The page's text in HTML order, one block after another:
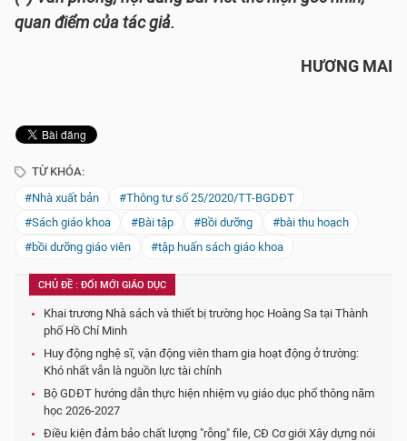
quan điểm của tác giả.
HƯƠNG MAI
TỪ KHÓA:
#Nhà xuất bản
#Thông tư số 25/2020/TT-BGDĐT
#Sách giáo khoa
#Bài tập #Bồi dưỡng
#bài thu hoạch
#bồi dưỡng giáo viên
#tập huấn sách giáo khoa
CHỦ ĐỀ : ĐỔI MỚI GIÁO DỤC
Khai trương Nhà sách và thiết bị trường học Hoàng Sa tại Thành
phố Hồ Chí Minh
Huy động nghệ sĩ, vận động viên tham gia hoạt động ở trường:
Khó nhất vẫn là nguồn lực tài chính
Bộ GDĐT hướng dẫn thực hiện nhiệm vụ giáo dục phổ thông năm
học 2026-2027
Điều kiện đảm bảo chất lượng "rỗng" file, CĐ Cơ giới Xây dựng nói